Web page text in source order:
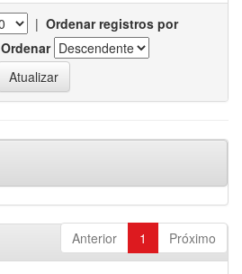
| Ordenar registros por
Ordenar
Anterior 1 Próximo